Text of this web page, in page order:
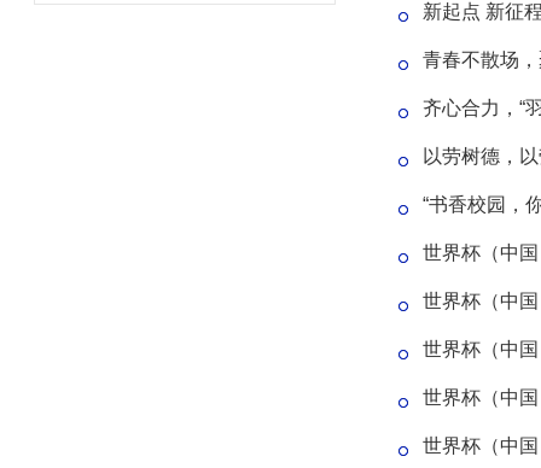
新起点 新征
青春不散场
齐心合力，“
以劳树德，
“书香校园，
世界杯（中
世界杯（中
世界杯（中
世界杯（中
世界杯（中